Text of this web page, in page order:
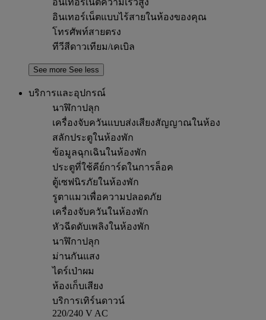
อินเทอร์เน็ตแบบไร้สายในห้องของคุณ
โทรศัพท์สายตรง
ทีวีสีดาวเทียม/เคเบิล
See more See less
บริการและอุปกรณ์
นาฬิกาปลุก
เครื่องจับควันแบบส่งเสียงสัญญาณในห้อง
สลักประตูในห้องพัก
ข้อมูลฉุกเฉินในห้องพัก
ประตูที่ใช้คีย์การ์ดในการล็อค
ตู้เซฟนิรภัยในห้องพัก
รูตาแมวเพื่อความปลอดภัย
เครื่องจับควันในห้องพัก
หัวฉีดดับเพลิงในห้องพัก
นาฬิกาปลุก
ม่านกันแสง
ไดร์เป่าผม
ห้องเก็บเสียง
บริการเทิร์นดาวน์
220/240 V AC